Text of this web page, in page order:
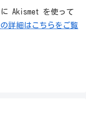
Akismet を使って
詳細はこちらをご覧